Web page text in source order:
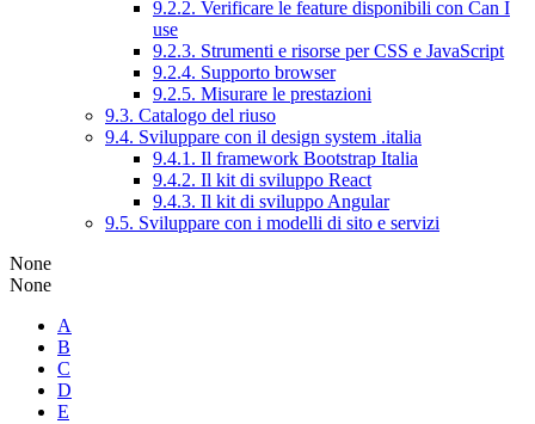
9.2.2. Verificare le feature disponibili con Can I
use
9.2.3. Strumenti e risorse per CSS e JavaScript
9.2.4. Supporto browser
9.2.5. Misurare le prestazioni
9.3. Catalogo del riuso
9.4. Sviluppare con il design system .italia
9.4.1. Il framework Bootstrap Italia
9.4.2. Il kit di sviluppo React
9.4.3. Il kit di sviluppo Angular
9.5. Sviluppare con i modelli di sito e servizi
None
None
A
B
C
D
E